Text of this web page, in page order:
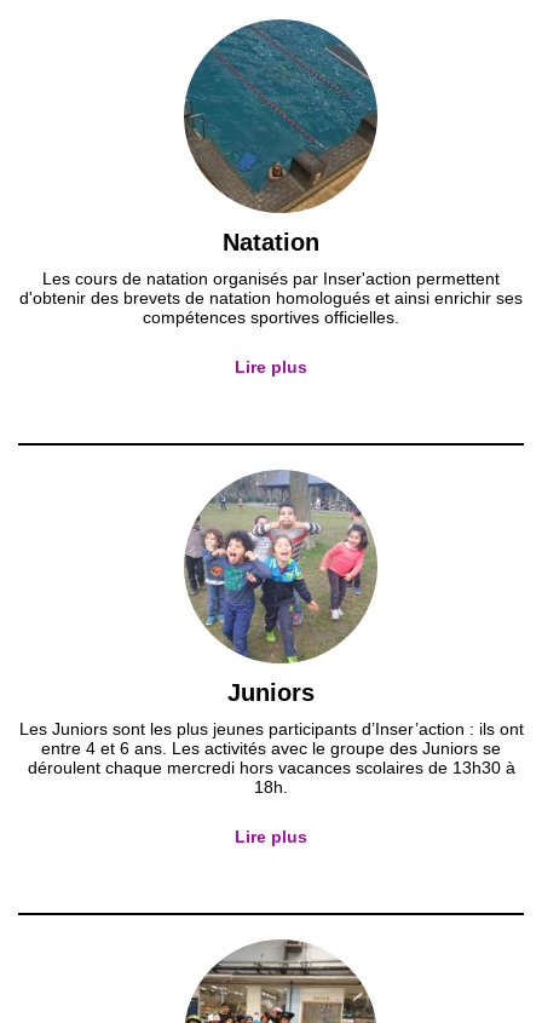
Natation
Les cours de natation organisés par Inser'action permettent
d'obtenir des brevets de natation homologués et ainsi enrichir ses
compétences sportives officielles.
Lire plus
Juniors
Les Juniors sont les plus jeunes participants d’Inser’action : ils ont
entre 4 et 6 ans. Les activités avec le groupe des Juniors se
déroulent chaque mercredi hors vacances scolaires de 13h30 à
18h.
Lire plus